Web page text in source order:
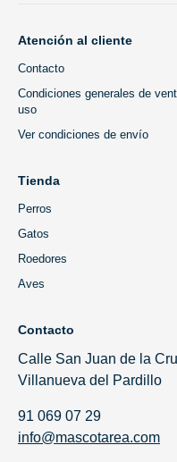
Atención al cliente
Contacto
Condiciones generales de
uso
Ver condiciones de envío
Tienda
Perros
Gatos
Roedores
Aves
Contacto
Calle San Juan de la
Villanueva del Pardillo
91 069 07 29
info@mascotarea.com